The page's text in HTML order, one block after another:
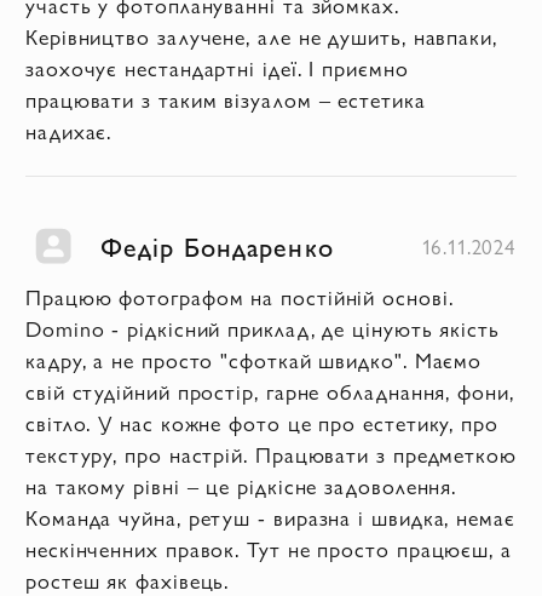
Керівництво залучене, але не душить, навпаки,
заохочує нестандартні ідеї. І приємно
працювати з таким візуалом – естетика
надихає.
Федір Бондаренко 16.11.2024
Працюю фотографом на постійній основі.
Domino - рідкісний приклад, де цінують якість
кадру, а не просто "сфоткай швидко". Маємо
свій студійний простір, гарне обладнання, фони,
світло. У нас кожне фото це про естетику, про
текстуру, про настрій. Працювати з предметкою
на такому рівні – це рідкісне задоволення.
Команда чуйна, ретуш - виразна і швидка, немає
нескінченних правок. Тут не просто працюєш, а
ростеш як фахівець.